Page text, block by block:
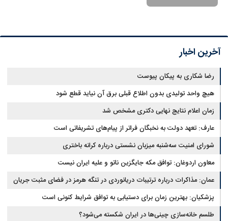
آخرین اخبار
رضا شکاری به پیکان پیوست
هیچ واحد تولیدی بدون اطلاع قبلی برق آن نیاید قطع شود
زمان اعلام نتایج نهایی دکتری مشخص شد
عارف: تعهد دولت به نخبگان فراتر از پیام‎‌های تشریفاتی است
شورای امنیت سه‌شنبه میزبان نشستی درباره کرانه باختری
معاون اردوغان: توافق مکه جایگزین ناتو و علیه ایران نیست
عمان: مذاکرات درباره ترتیبات دریانوردی در تنگه هرمز در فضای مثبت جریان
دارد
پزشکیان‌: بهترین زمان برای دستیابی به توافق شرایط کنونی است
طلسم خانه‌سازی چینی‌ها در ایران شکسته می‌شود؟